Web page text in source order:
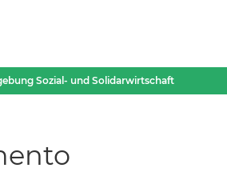
Sozial- und Solidarwirtschaft